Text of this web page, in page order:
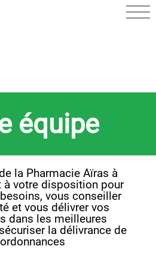
équipe
la Pharmacie Aïras à
à votre disposition pour
vous conseiller
et vous délivrer vos
dans les meilleures
la délivrance de